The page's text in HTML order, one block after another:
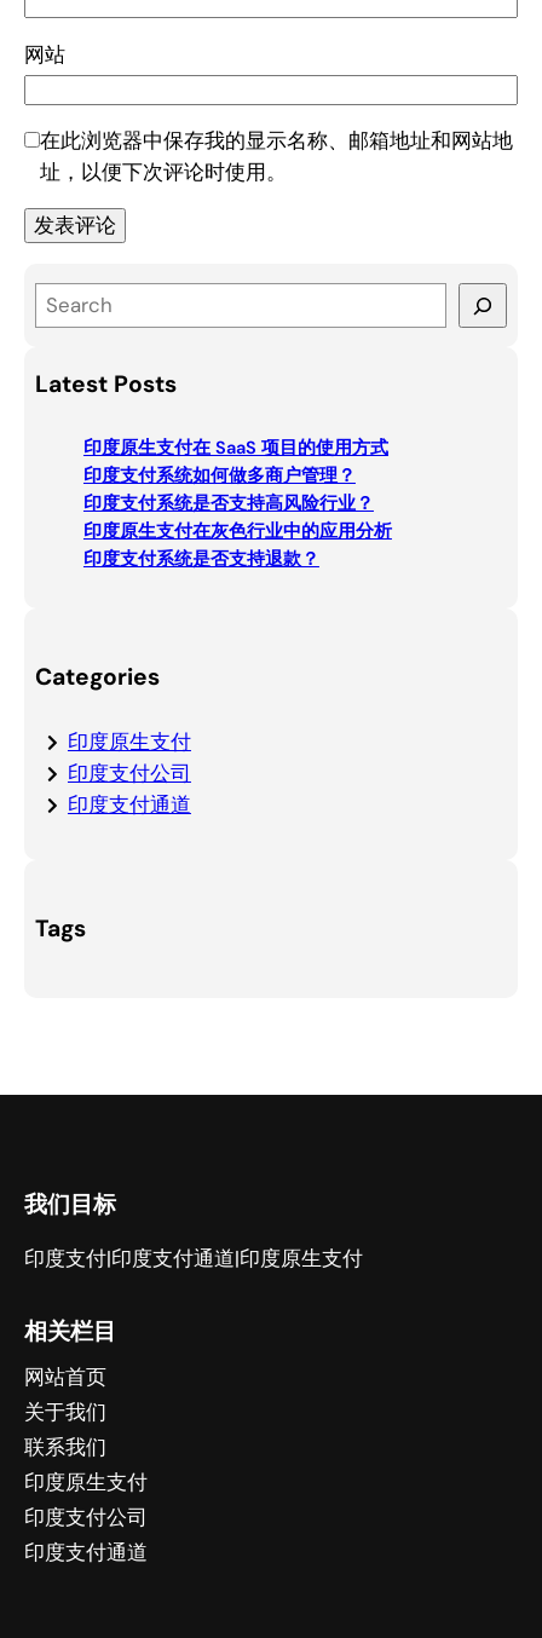
网站
在此浏览器中保存我的显示名称、邮箱地址和网站地
址，以便下次评论时使用。
e
rLatest Posts
印度原生支付在 SaaS 项目的使用方式
印度支付系统如何做多商户管理？
印度支付系统是否支持高风险行业？
印度原生支付在灰色行业中的应用分析
印度支付系统是否支持退款？
Categories
印度原生支付
印度支付公司
印度支付通道
Tags
我们目标
印度支付|印度支付通道|印度原生支付
相关栏目
网站首页
关于我们
联系我们
印度原生支付
印度支付公司
印度支付通道